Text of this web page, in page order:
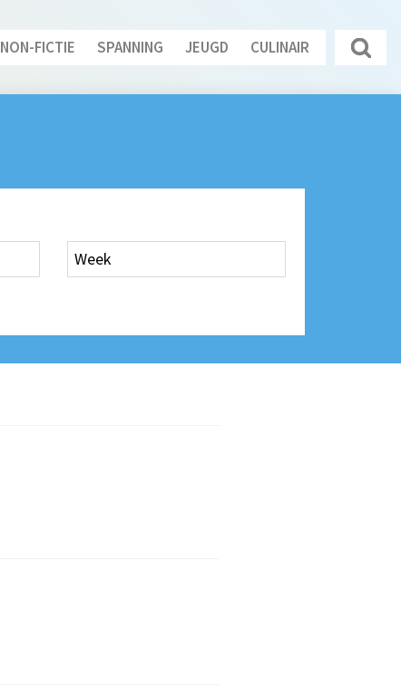
NON-FICTIE SPANNING JEUGD CULINAIR